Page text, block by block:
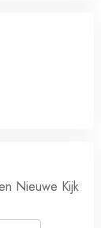
Nieuwe Kijk